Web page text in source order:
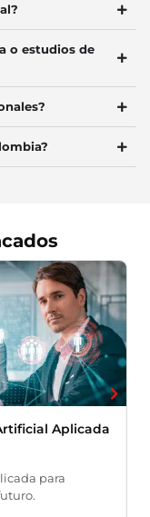
o estudios de
Aplicada
para